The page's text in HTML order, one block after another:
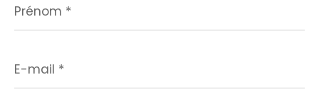
*
mail
*